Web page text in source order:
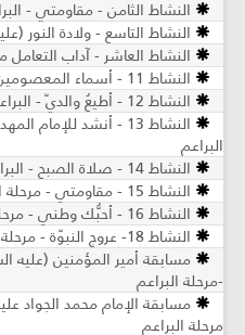
النشاط الثامن - مقاومتي -
النشاط التاسع - ولادة النور
النشاط العاشر - آداب التعامل
النشاط 11 - أسماء المعصومين (عليهم السلام)
النشاط 12 - أطيعُ والديّ - البراعم
النشاط 13 - أنشد
البراعم
النشاط 14 - صلاة الصبح - البراعم
النشاط 15 - مقاومتي - مرحلة البراعم
النشاط 16 - أحبُّك وطني - مرحلة البراعم
النشاط 18- عروج النبوّة - مرحلة البراعم
مسابقة أمير المؤمنين (عليه
-مرحلة البراعم
مسابقة الإمام محمد الجواد
مرحلة البراعم